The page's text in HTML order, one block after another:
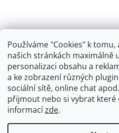
Používáme "Cookies" k
našich stránkách maximálně
personalizaci obsahu a
a ke zobrazení různých
sociální sítě, online chat
přijmout nebo si vybrat které
informacízde.
Retro
Vytvořil Shoptet +